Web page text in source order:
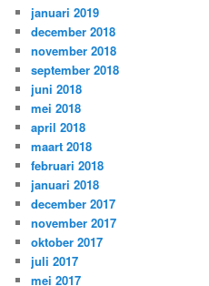
januari 2019
december 2018
november 2018
september 2018
juni 2018
mei 2018
april 2018
maart 2018
februari 2018
januari 2018
december 2017
november 2017
oktober 2017
juli 2017
mei 2017